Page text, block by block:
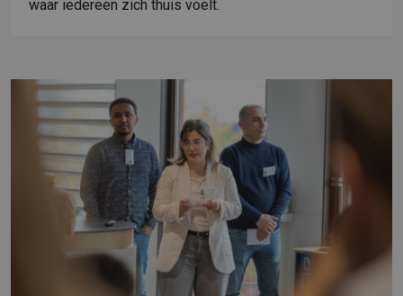
waar iedereen zich thuis voelt.